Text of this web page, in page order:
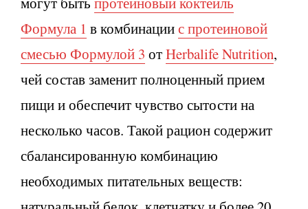
Формула 1 в комбинациис протеиновой
смесью Формулой 3 отHerbalife Nutrition,
чей состав заменит полноценный прием
пищи и обеспечит чувство сытости на
несколько часов. Такой рацион содержит
сбалансированную комбинацию
необходимых питательных веществ: